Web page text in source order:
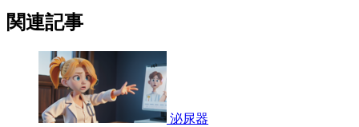
関連記事
泌尿器